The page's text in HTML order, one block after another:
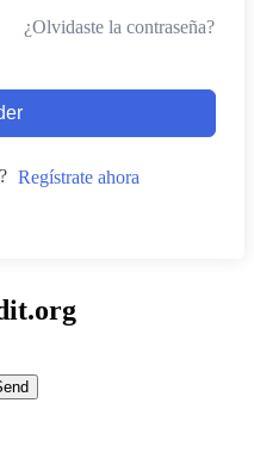
¿Olvidaste la contraseña?
Regístrate ahora